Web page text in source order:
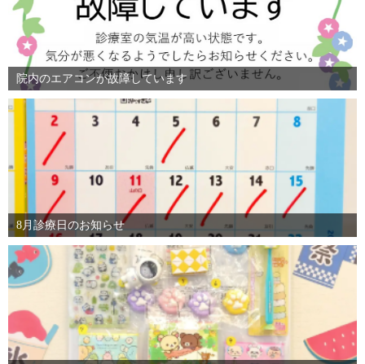
院内のエアコンが故障しています
8月診療日のお知らせ